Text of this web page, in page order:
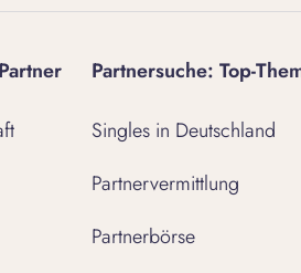
Partnersuche: Top-
Singles in Deutschland
Partnervermittlung
Partnerbörse